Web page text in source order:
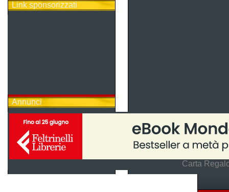
Link sponsorizzati
Annunci
Carta